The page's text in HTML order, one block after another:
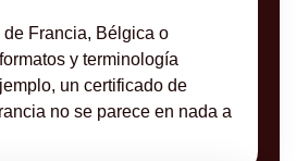
de Francia, Bélgica o
y terminología
un certificado de
no se parece en nada a